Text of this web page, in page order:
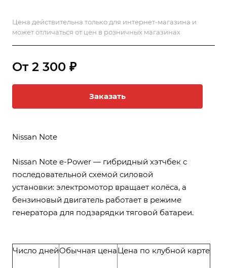
Цена действительна только для интернет-магазина и
может отличаться от цен в розничных магазинах
От 2 300 ₽
Заказать
Nissan Note
Nissan Note e-Power — гибридный хэтчбек с
последовательной схемой силовой
установки: электромотор вращает колёса, а
бензиновый двигатель работает в режиме
генератора для подзарядки тяговой батареи.
Число днейОбычная ценаЦена по клубной карте